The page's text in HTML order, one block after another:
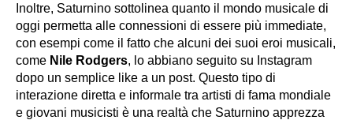
Inoltre, Saturnino sottolinea quanto il mondo musicale di
oggi permetta alle connessioni di essere più immediate,
con esempi come il fatto che alcuni dei suoi eroi musicali,
come Nile Rodgers, lo abbiano seguito su Instagram
dopo un semplice like a un post. Questo tipo di
interazione diretta e informale tra artisti di fama mondiale
e giovani musicisti è una realtà che Saturnino apprezza